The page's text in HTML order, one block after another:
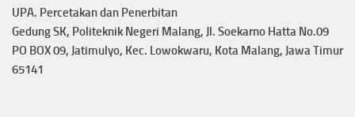
UPA. Percetakan dan Penerbitan
Gedung SK, Politeknik Negeri Malang, Jl. Soekarno Hatta No.09
PO BOX 09, Jatimulyo, Kec. Lowokwaru, Kota Malang, Jawa Timur
65141